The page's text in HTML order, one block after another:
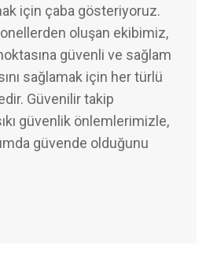
için çaba gösteriyoruz.
oluşan ekibimiz,
güvenli ve sağlam
sağlamak için her türlü
Güvenilir takip
güvenlik önlemlerimizle,
güvende olduğunu